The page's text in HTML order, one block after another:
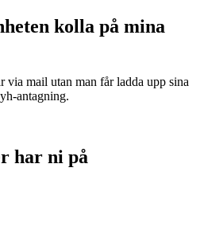
kolla på mina
mail utan man får ladda upp sina
antagning.
har ni på